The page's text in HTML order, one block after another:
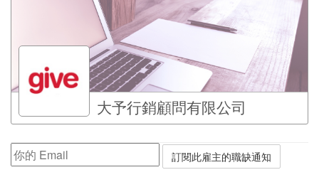
大予行銷顧問有限公司